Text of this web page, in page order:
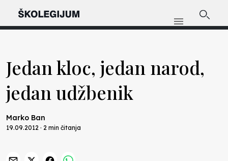
Jedan kloc, jedan narod,
jedan udžbenik
Marko Ban
19.09.2012 · 2 min čitanja